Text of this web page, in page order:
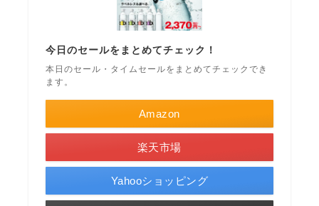
今日のセールをまとめてチェック！
本日のセール・タイムセールをまとめてチェックでき
ます。
Amazon
楽天市場
Yahooショッピング